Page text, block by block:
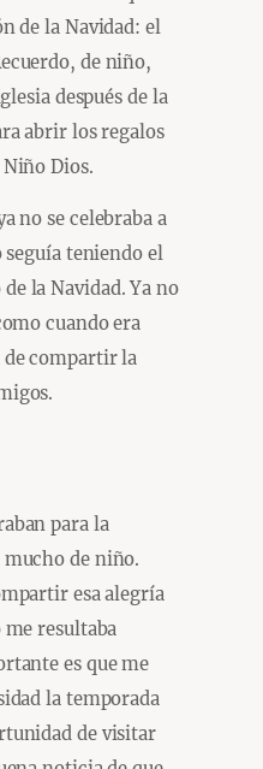
de la Navidad: el
de niño,
después de la
abrir los regalos
Dios.
no se celebraba a
seguía teniendo el
la Navidad. Ya no
cuando era
compartir la
para la
de niño.
esa alegría
resultaba
es que me
la temporada
de visitar